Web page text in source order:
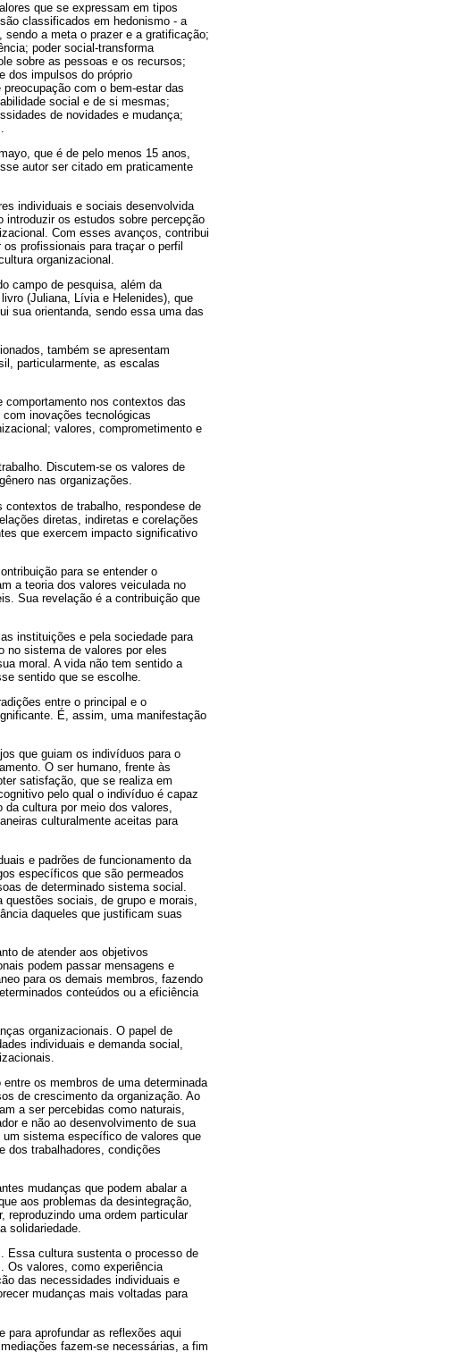
que se expressam em tipos
classificados em hedonismo - a
a meta o prazer e a gratificação;
poder social-transforma
sobre as pessoas e os recursos;
dos impulsos do próprio
com o bem-estar das
social e de si mesmas;
de novidades e mudança;
que é de pelo menos 15 anos,
autor ser citado em praticamente
individuais e sociais desenvolvida
introduzir os estudos sobre percepção
Com esses avanços, contribui
profissionais para traçar o perfil
organizacional.
campo de pesquisa, além da
(Juliana, Lívia e Helenides), que
sua orientanda, sendo essa uma das
também se apresentam
particularmente, as escalas
nos contextos das
inovações tecnológicas
valores, comprometimento e
Discutem-se os valores de
nas organizações.
de trabalho, respondese de
diretas, indiretas e corelações
que exercem impacto significativo
para se entender o
a teoria dos valores veiculada no
Sua revelação é a contribuição que
instituições e pela sociedade para
no sistema de valores por eles
moral. A vida não tem sentido a
sentido que se escolhe.
entre o principal e o
É, assim, uma manifestação
que guiam os indivíduos para o
O ser humano, frente às
satisfação, que se realiza em
pelo qual o indivíduo é capaz
cultura por meio dos valores,
culturalmente aceitas para
e padrões de funcionamento da
específicos que são permeados
de determinado sistema social.
sociais, de grupo e morais,
daqueles que justificam suas
de atender aos objetivos
podem passar mensagens e
para os demais membros, fazendo
conteúdos ou a eficiência
organizacionais. O papel de
individuais e demanda social,
os membros de uma determinada
de crescimento da organização. Ao
a ser percebidas como naturais,
e não ao desenvolvimento de sua
sistema específico de valores que
dos trabalhadores, condições
mudanças que podem abalar a
aos problemas da desintegração,
reproduzindo uma ordem particular
solidariedade.
Essa cultura sustenta o processo de
Os valores, como experiência
das necessidades individuais e
mudanças mais voltadas para
para aprofundar as reflexões aqui
fazem-se necessárias, a fim